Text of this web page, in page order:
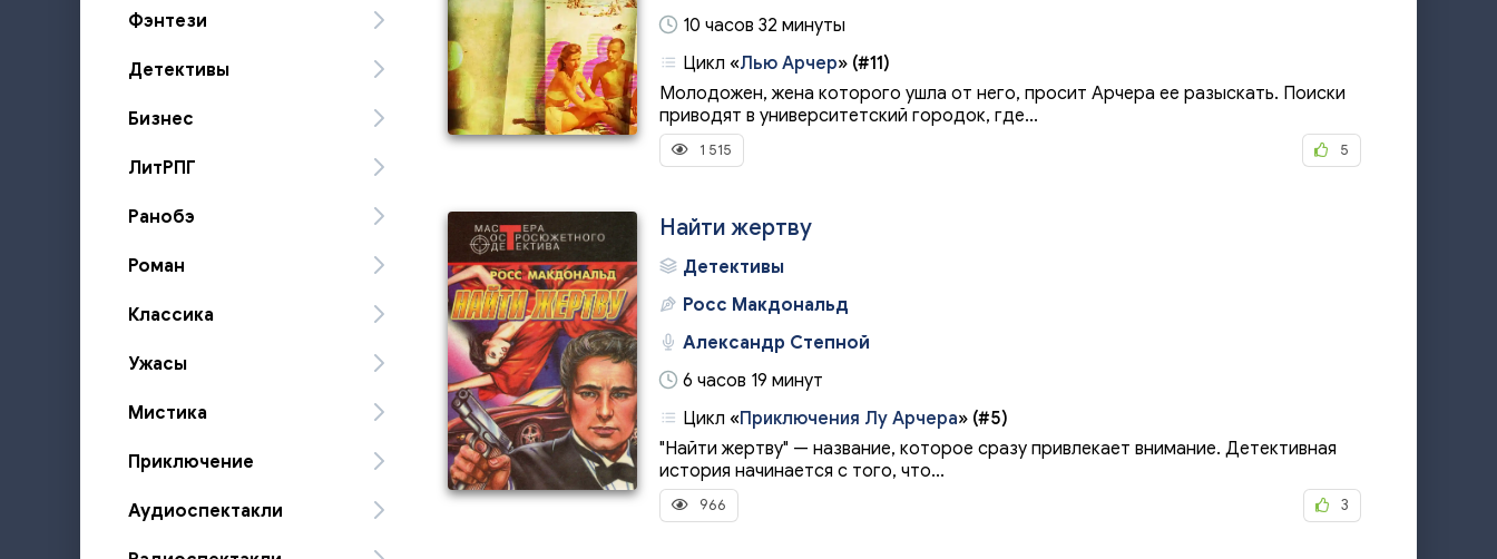
Фэнтези
Детективы
Бизнес
ЛитРПГ
Ранобэ
Роман
Классика
Ужасы
Мистика
Приключение
Аудиоспектакли
10 часов 32 минуты
Цикл «Лью Арчер» (#11)
Молодожен, жена которого ушла от него, просит Арчера ее разыскать. Поиски
приводят в университетский городок, где...
1 515 5
Найти жертву
Детективы
Росс Макдональд
Александр Степной
6 часов 19 минут
Цикл «Приключения Лу Арчера» (#5)
"Найти жертву" — название, которое сразу привлекает внимание. Детективная
история начинается с того, что...
966 3